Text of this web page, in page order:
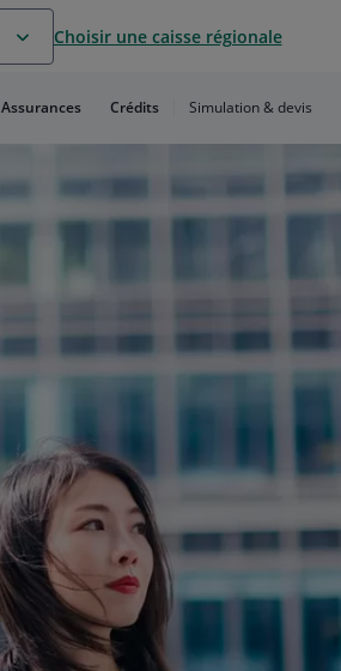
Choisir une caisse régionale
Assurances Crédits Simulation & devis